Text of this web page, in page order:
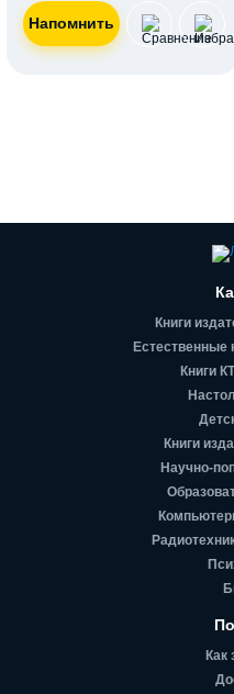
Книги
Естественные
Книги
Книги
Научно-
Как